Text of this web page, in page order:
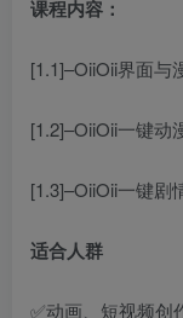
课程内容：
[1.1]–OiiOii界面与
[1.2]–OiiOii一键动
[1.3]–OiiOii一键剧
适合人群
✅动画、短视频创